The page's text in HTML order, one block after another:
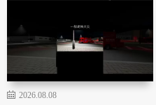
2026.08.08